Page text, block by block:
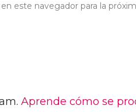
este navegador para la
Aprende cómo se